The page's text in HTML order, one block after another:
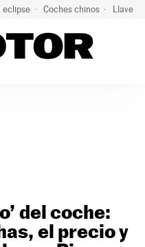
eclipse Coches chinos Llaves
del coche:
el precio y